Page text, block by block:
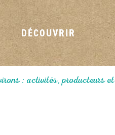
DÉCOUVRIR
: activités, producteurs